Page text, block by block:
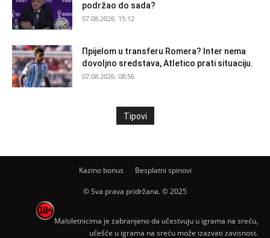
podržao do sada?
07.08.2026. 15:12
Прijelom u transferu Romera? Inter nema
dovoljno sredstava, Atletico prati situaciju.
07.08.2026. 08:56
Tipovi
Kazino bonus Besplatni spinovi
© Sva prava pridržana. © 2025
Maloletnicima je zabranjeno da učestvuju u igrama na sreću,
učešće u igrama na sreću može izazvati zavisnost.